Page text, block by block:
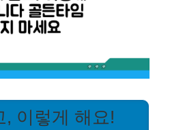
, 이렇게 해요!